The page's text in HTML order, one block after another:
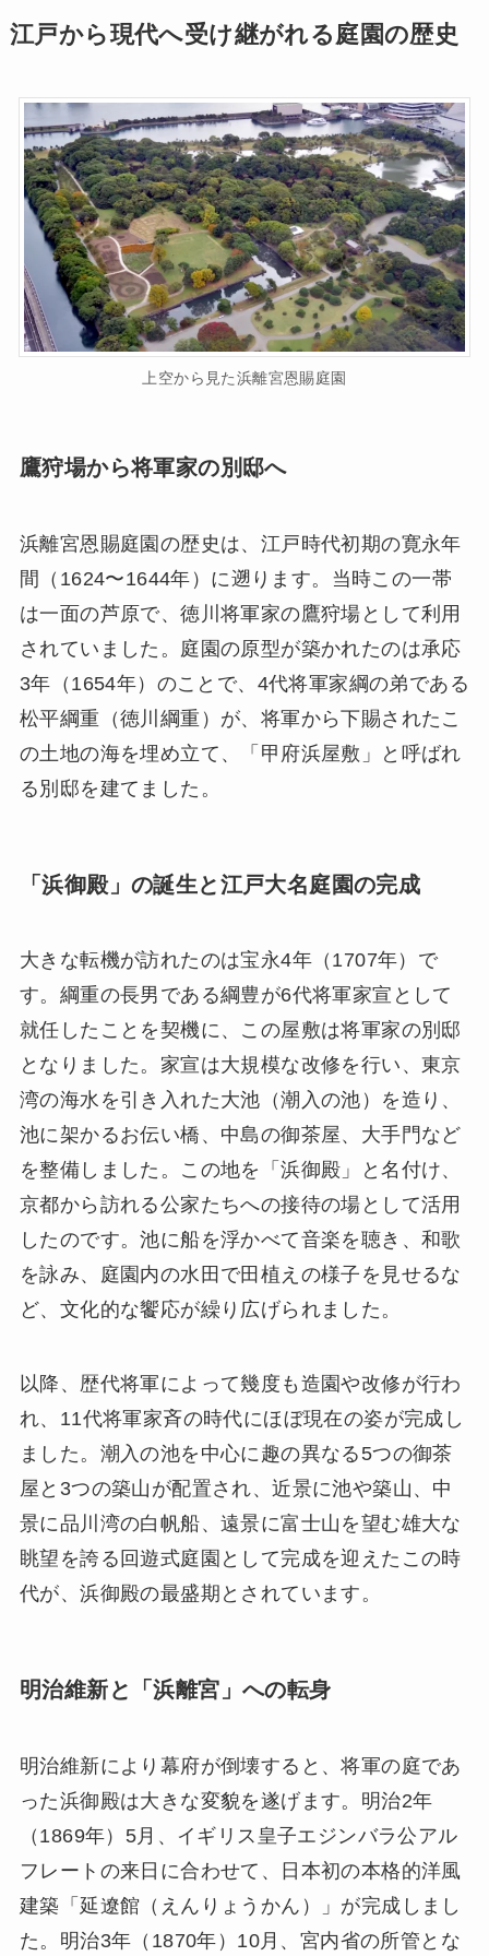
江戸から現代へ受け継がれる庭園の歴史
上空から見た浜離宮恩賜庭園
鷹狩場から将軍家の別邸へ
浜離宮恩賜庭園の歴史は、江戸時代初期の寛永年
間（1624〜1644年）に遡ります。当時この一帯
は一面の芦原で、徳川将軍家の鷹狩場として利用
されていました。庭園の原型が築かれたのは承応
3年（1654年）のことで、4代将軍家綱の弟である
松平綱重（徳川綱重）が、将軍から下賜されたこ
の土地の海を埋め立て、「甲府浜屋敷」と呼ばれ
る別邸を建てました。
「浜御殿」の誕生と江戸大名庭園の完成
大きな転機が訪れたのは宝永4年（1707年）で
す。綱重の長男である綱豊が6代将軍家宣として
就任したことを契機に、この屋敷は将軍家の別邸
となりました。家宣は大規模な改修を行い、東京
湾の海水を引き入れた大池（潮入の池）を造り、
池に架かるお伝い橋、中島の御茶屋、大手門など
を整備しました。この地を「浜御殿」と名付け、
京都から訪れる公家たちへの接待の場として活用
したのです。池に船を浮かべて音楽を聴き、和歌
を詠み、庭園内の水田で田植えの様子を見せるな
ど、文化的な饗応が繰り広げられました。
以降、歴代将軍によって幾度も造園や改修が行わ
れ、11代将軍家斉の時代にほぼ現在の姿が完成し
ました。潮入の池を中心に趣の異なる5つの御茶
屋と3つの築山が配置され、近景に池や築山、中
景に品川湾の白帆船、遠景に富士山を望む雄大な
眺望を誇る回遊式庭園として完成を迎えたこの時
代が、浜御殿の最盛期とされています。
明治維新と「浜離宮」への転身
明治維新により幕府が倒壊すると、将軍の庭であ
った浜御殿は大きな変貌を遂げます。明治2年
（1869年）5月、イギリス皇子エジンバラ公アル
フレートの来日に合わせて、日本初の本格的洋風
建築「延遼館（えんりょうかん）」が完成しまし
た。明治3年（1870年）10月、宮内省の所管とな